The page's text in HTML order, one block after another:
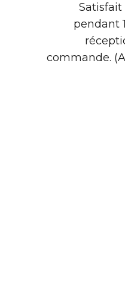
pendant
commande.